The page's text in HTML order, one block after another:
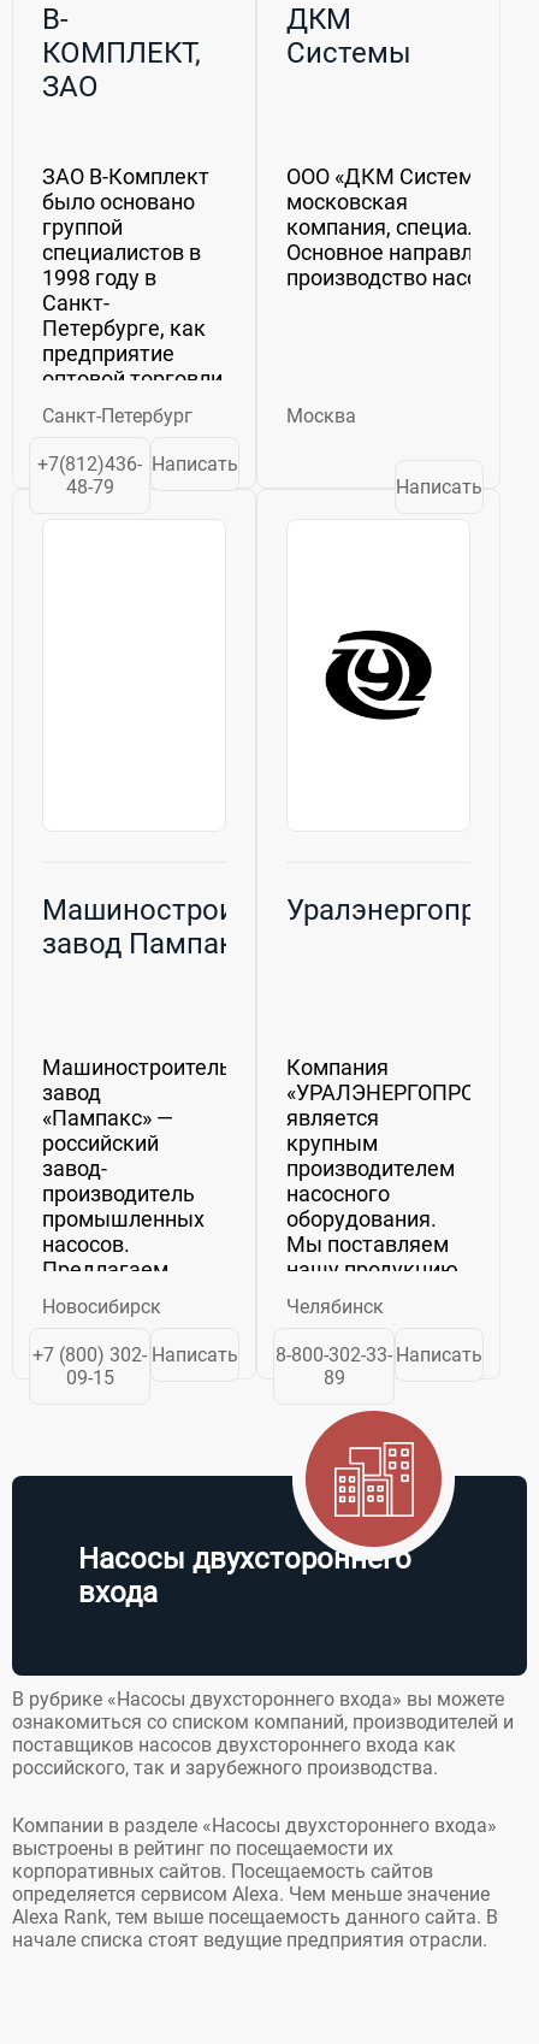
В-
КОМПЛЕКТ,
ЗАО
ЗАО В-Комплект
было основано
группой
специалистов в
1998 году в
Санкт-
Петербурге, как
предприятие
оптовой торговли
комплектующими
для инженерных
коммуникаций,
строительного и
оборудования. С
Санкт-Петербург
+7(812)436-
48-79
Написать
ДКМ
Системы
ООО «ДКМ Системы» —
московская
компания,
Основное направление
производство
Москва
Написать
Машиностроительный
завод Пампакс
Машиностроительный
завод
«Пампакс» —
российский
завод-
производитель
промышленных
насосов.
Предлагаем
широкий
ассортимент
насосного
оборудования
различной
Новосибирск
+7 (800) 302-
09-15
Написать
Уралэнергопром
Компания
«УРАЛЭНЕРГОПРОМ»
является
крупным
производителем
насосного
оборудования.
Мы поставляем
нашу продукцию
по всей России и
СНГ.
Оборудование,
выпущенное на
предприятии,
проходит строгий
контроль
качества.
Номенклатура
продукции,...
Челябинск
8-800-302-33-
89
Написать
Насосы двухстороннего
входа
В рубрике «Насосы двухстороннего входа» вы можете
ознакомиться со списком компаний, производителей и
поставщиков насосов двухстороннего входа как
российского, так и зарубежного производства.
Компании в разделе «Насосы двухстороннего входа»
выстроены в рейтинг по посещаемости их
корпоративных сайтов. Посещаемость сайтов
определяется сервисом Alexa. Чем меньше значение
Alexa Rank, тем выше посещаемость данного сайта. В
начале списка стоят ведущие предприятия отрасли.